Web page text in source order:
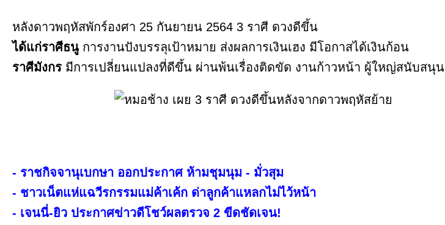
หลังดาวพฤหัสพักร์องศา 25 กันยายน 2564 3 ราศี ดวงดีขึ้น
ได้แก่ราศีธนู การงานปังบรรลุเป้าหมาย ส่งผลการเงินเฮง มีโอกาสได้เงินก้อน
ราศีมังกร มีการเปลี่ยนแปลงที่ดีขึ้น ผ่านพ้นเรื่องติดขัด งานก้าวหน้า ผู้ใหญ่สนับสนุน
- ราชกิจจานุเบกษา ออกประกาศ ห้ามชุมนุม - มั่วสุม
- ชาวเน็ตแห่แฉวีรกรรมแม่ค้าเค้ก ด่าลูกค้าแหลกไม่ไว้หน้า
- เจนนี่-ยิว ประกาศข่าวดีโชว์ผลตรวจ 2 ขีดชัดเจน!